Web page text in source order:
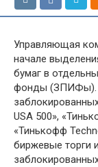
Управляющая
начале
бумаг в
фонды (ЗПИФы).
USA 500»,
«Тинькофф
биржевые торги